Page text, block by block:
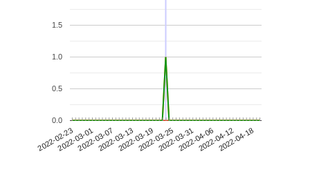
2022-02-232022-03-012022-03-072022-03-132022-03-192022-03-252022-03-312022-04-062022-04-122022-04-18
0.0
0.5
1.0
1.5